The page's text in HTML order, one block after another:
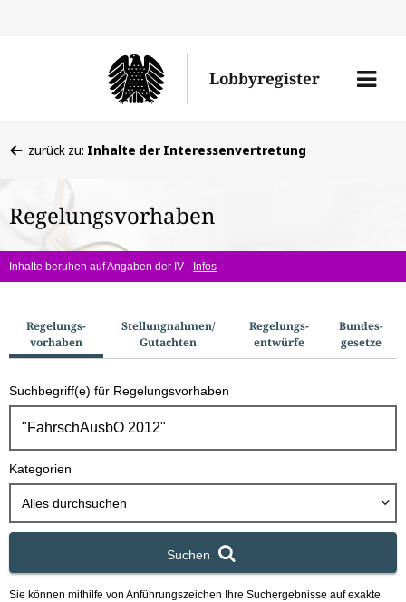
den
Lobbyregister
Menü
befinden
hier:
zurück zu: Inhalte der Interessenvertretung
Regelungsvorhaben
Inhalte beruhen auf Angaben der IV - Infos
u
c
h
o
Regelungs­
vorhaben
Stellungnahmen/​
Gutachten
Regelungs­
entwürfe
Bundes­
gesetze
Suchbegriff(e) für Regelungsvorhaben
Kategorien
Alles durchsuchen
Suchen
Sie können mithilfe von Anführungszeichen Ihre Suchergebnisse auf exakte